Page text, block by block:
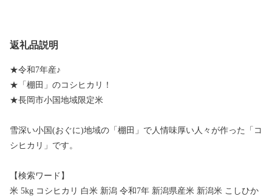
返礼品説明
★令和7年産♪
★「棚田」のコシヒカリ！
★長岡市小国地域限定米
雪深い小国(おぐに)地域の「棚田」で人情味厚い人々が作った「コ
シヒカリ」です。
【検索ワード】
米 5kg コシヒカリ 白米 新潟 令和7年 新潟県産米 新潟米 こしひか